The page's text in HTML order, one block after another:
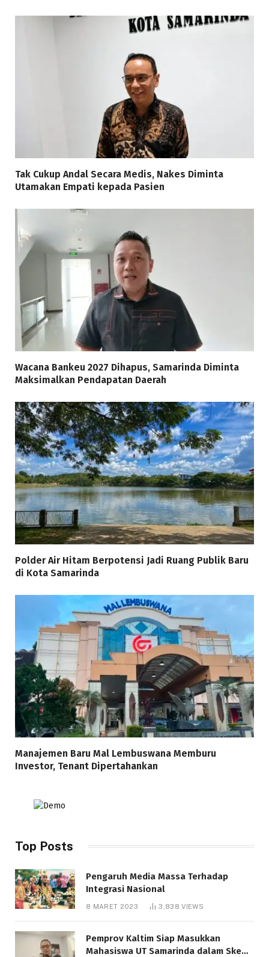
Tak Cukup Andal Secara Medis, Nakes Diminta
Utamakan Empati kepada Pasien
Wacana Bankeu 2027 Dihapus, Samarinda Diminta
Maksimalkan Pendapatan Daerah
Polder Air Hitam Berpotensi Jadi Ruang Publik Baru
di Kota Samarinda
Manajemen Baru Mal Lembuswana Memburu
Investor, Tenant Dipertahankan
Top Posts
Pengaruh Media Massa Terhadap
Integrasi Nasional
8 MARET 2023 3,838VIEWS
Pemprov Kaltim Siap Masukkan
Mahasiswa UT Samarinda dalam Skema